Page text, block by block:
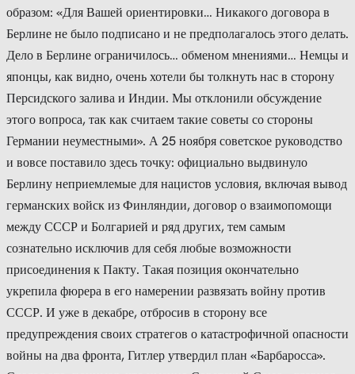
образом: «Для Вашей ориентировки… Никакого договора в
Берлине не было подписано и не предполагалось этого делать.
Дело в Берлине ограничилось… обменом мнениями… Немцы и
японцы, как видно, очень хотели бы толкнуть нас в сторону
Персидского залива и Индии. Мы отклонили обсуждение
этого вопроса, так как считаем такие советы со стороны
Германии неуместными». А 25 ноября советское руководство
и вовсе поставило здесь точку: официально выдвинуло
Берлину неприемлемые для нацистов условия, включая вывод
германских войск из Финляндии, договор о взаимопомощи
между СССР и Болгарией и ряд других, тем самым
сознательно исключив для себя любые возможности
присоединения к Пакту. Такая позиция окончательно
укрепила фюрера в его намерении развязать войну против
СССР. И уже в декабре, отбросив в сторону все
предупреждения своих стратегов о катастрофичной опасности
войны на два фронта, Гитлер утвердил план «Барбаросса».